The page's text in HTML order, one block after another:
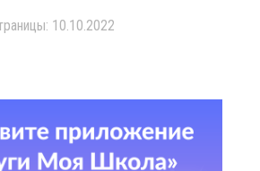
10.10.2022